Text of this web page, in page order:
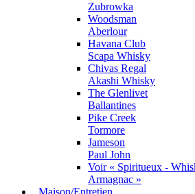
Zubrowka
Woodsman
Aberlour
Havana Club
Scapa Whisky
Chivas Regal
Akashi Whisky
The Glenlivet
Ballantines
Pike Creek
Tormore
Jameson
Paul John
Voir « Spiritueux -
Armagnac »
Maison/Entretien